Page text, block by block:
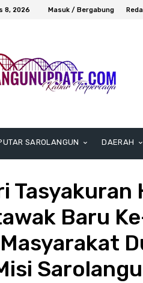
8, 2026 Masuk / Bergabung
SAROLANGUN DAERAH
Tasyakuran
Baru